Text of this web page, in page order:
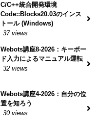
C/C++統合開発環境
Code::Blocks20.03のインス
トール (Windows)
37 views
Webots講座8-2026：キーボー
ド入力によるマニュアル運転
32 views
Webots講座4-2026：自分の位
置を知ろう
30 views